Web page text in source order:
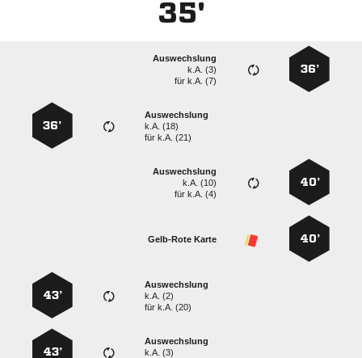
35'
36’
Auswechslung
k.A. (3)
fürk.A. (7)
Auswechslung
k.A. (18)
fürk.A. (21)
36’
40’
Auswechslung
k.A. (10)
fürk.A. (4)
40’
Gelb-Rote Karte
Auswechslung
k.A. (2)
fürk.A. (20)
43’
Auswechslung
k.A. (3)
43’